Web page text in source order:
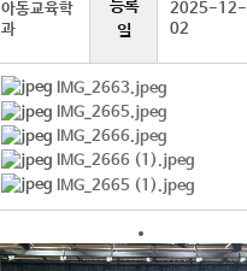
아동교육학
과
등록
일
2025-12-
02
IMG_2663.jpeg
IMG_2665.jpeg
IMG_2666.jpeg
IMG_2666 (1).jpeg
IMG_2665 (1).jpeg